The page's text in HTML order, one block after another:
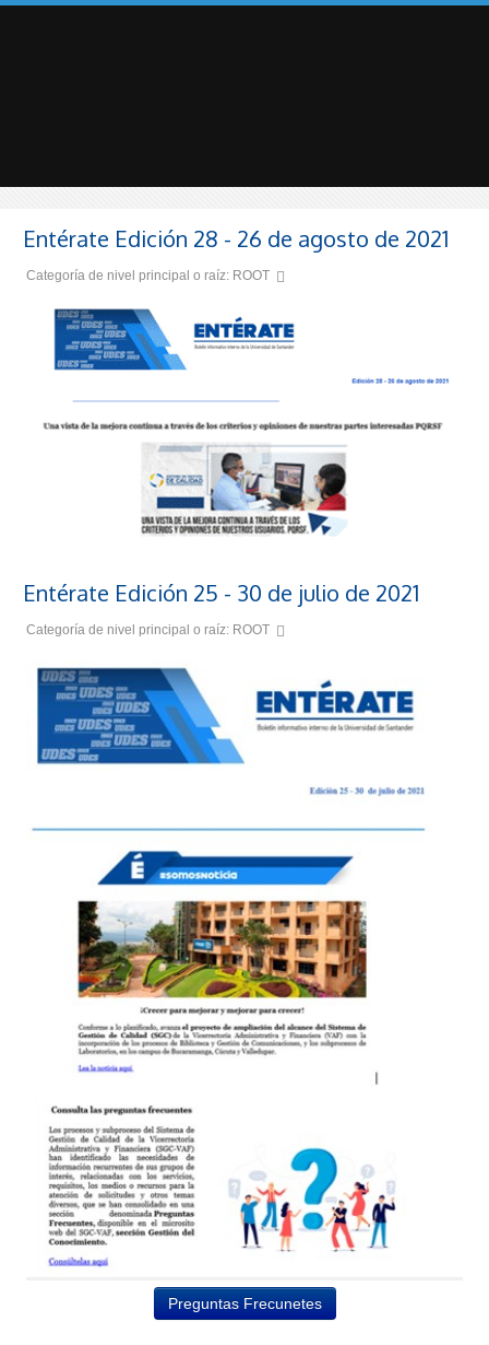
Entérate Edición 28 - 26 de agosto de 2021
Categoría de nivel principal o raíz: ROOT
Entérate Edición 25 - 30 de julio de 2021
Categoría de nivel principal o raíz: ROOT
Preguntas Frecunetes